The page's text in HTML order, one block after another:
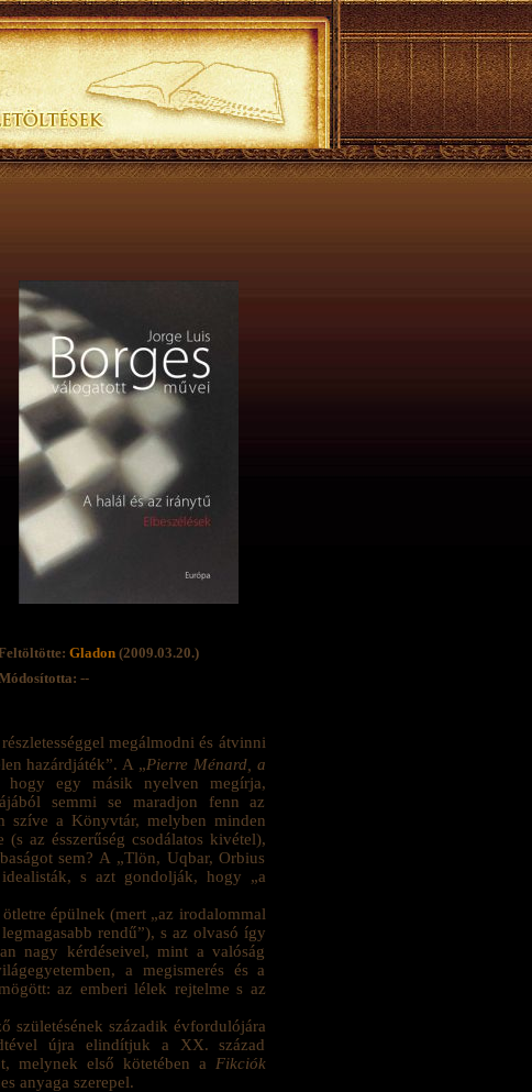
Gladon(2009.03.20.)
--
megálmodni és átvinni
hazárdjáték”. A „Pierre Ménard, a
egy másik nyelven megírja,
semmi se maradjon fenn az
szíve a Könyvtár, melyben minden
az ésszerűség csodálatos kivétel),
sem? A „Tlön, Uqbar, Orbius
s azt gondolják, hogy „a
épülnek (mert „az irodalommal
rendű”), s az olvasó így
nagy kérdéseivel, mint a valóság
a megismerés és a
az emberi lélek rejtelme s az
születésének századik évfordulójára
újra elindítjuk a XX. század
melynek első kötetében a Fikciók
anyaga szerepel.